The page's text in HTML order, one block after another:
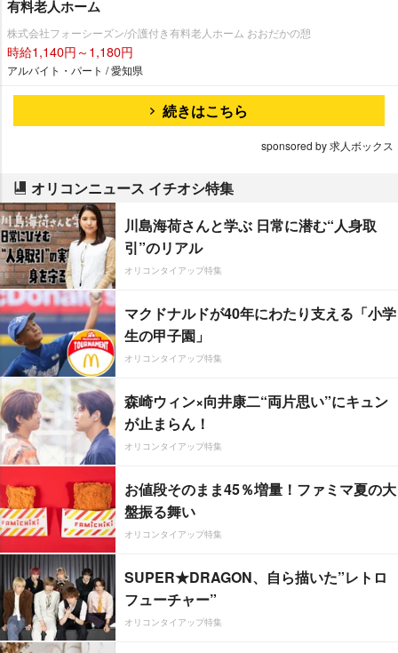
有料老人ホーム
株式会社フォーシーズン/介護付き有料老人ホーム おおだかの憩
時給1,140円～1,180円
アルバイト・パート / 愛知県
続きはこちら
sponsored by 求人ボックス
オリコンニュース イチオシ特集
川島海荷さんと学ぶ 日常に潜む“人身取
引”のリアル
オリコンタイアップ特集
マクドナルドが40年にわたり支える「小学
生の甲子園」
オリコンタイアップ特集
森崎ウィン×向井康二“両片思い”にキュン
が止まらん！
オリコンタイアップ特集
お値段そのまま45％増量！ファミマ夏の大
盤振る舞い
オリコンタイアップ特集
SUPER★DRAGON、自ら描いた”レトロ
フューチャー”
オリコンタイアップ特集